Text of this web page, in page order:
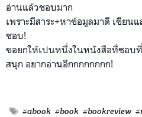
อ่านแล้วชอบมาก
เพราะมีสาระ+หาข้อมูลมาดี เขียน
ชอบ!
ขอยกให้เปนหนึ่งในหนังสือทีชอบ
สนุก อยากอ่านอีกกกกกกกก!
#abook #book #bookreview